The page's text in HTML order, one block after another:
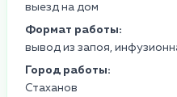
выезд на дом
Формат работы:
вывод из запоя,
Город работы:
Стаханов